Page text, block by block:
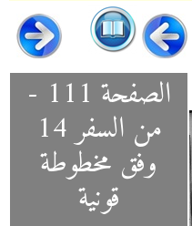
الصفحة 111 -
من السفر 14
وفق مخطوطة
قونية